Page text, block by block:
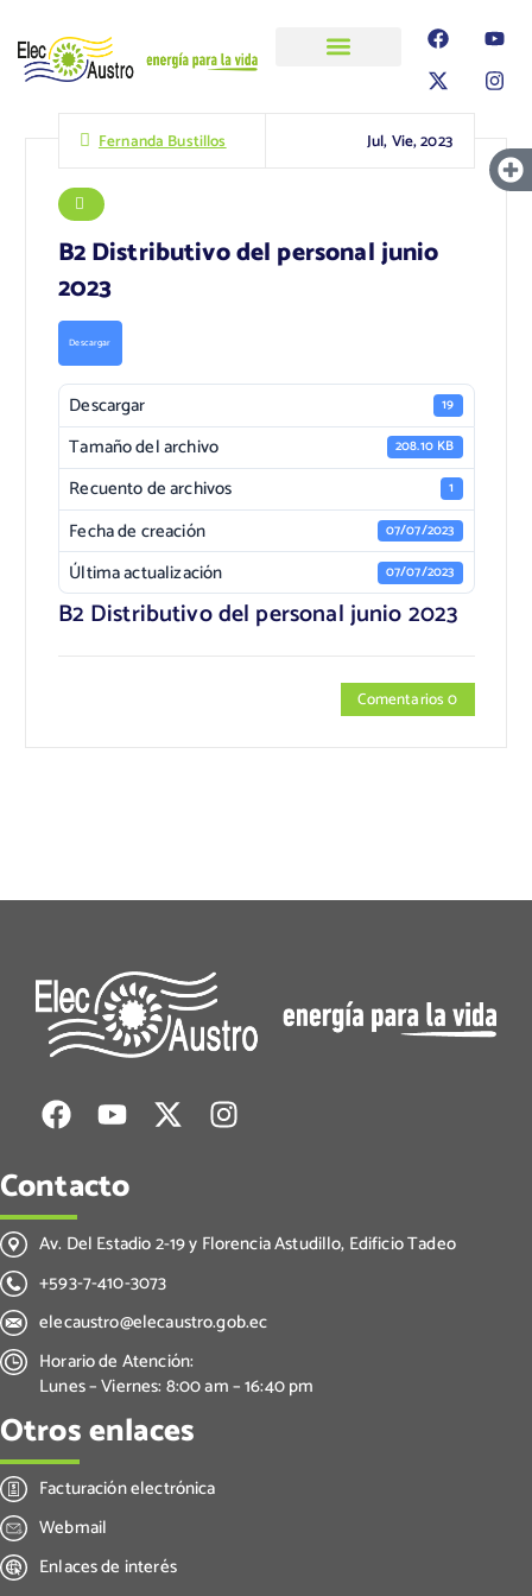
Fernanda Bustillos Jul, Vie, 2023
B2 Distributivo del personal junio
2023
Descargar
Descargar 19
Tamaño del archivo 208.10 KB
Recuento de archivos 1
Fecha de creación 07/07/2023
Última actualización 07/07/2023
B2 Distributivo del personal junio 2023
Comentarios 0
Contacto
Av. Del Estadio 2-19 y Florencia Astudillo, Edificio Tadeo
+593-7-410-3073
elecaustro@elecaustro.gob.ec
Horario de Atención:
Lunes – Viernes: 8:00 am – 16:40 pm
Otros enlaces
Facturación electrónica
Webmail
Enlaces de interés